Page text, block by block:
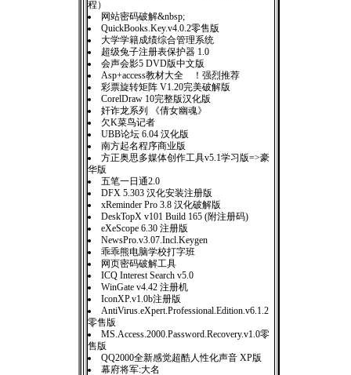
程）
网站密码破解&nbsp;
QuickBooks.Key.v4.0.2零售版
大学学籍成绩综合管理系统
超级兔子注册表保护器 1.0
会声会影5 DVD版中文版
Asp+access教材大全 ！强烈推荐
彩票旋转矩阵 V1.20完美破解版
CorelDraw 10完整版汉化版
奸诈龙系列 《倩女幽魂》
欠K菜鸟记者
UBB论坛 6.04 汉化版
南方起名程序商业版
方正奥思多媒体创作工具v5.1学习版=>豪
华版
五笔一日通2.0
DFX 5.303 汉化安装注册版
xReminder Pro 3.8 汉化破解版
DeskTopX v101 Build 165 (附注册码)
eXeScope 6.30 注册版
NewsPro.v3.07.Incl.Keygen
乖乖熊电脑学校打字班
网页密码破解工具
ICQ Interest Search v5.0
WinGate v4.42 注册机
IconXP.v1.0b注册版
AntiVirus.eXpert.Professional.Edition.v6.1.2
零售版
MS.Access.2000.Password.Recovery.v1.0零
售版
QQ2000全新感觉超酷人性化声音 XP版
幕府将军:大名